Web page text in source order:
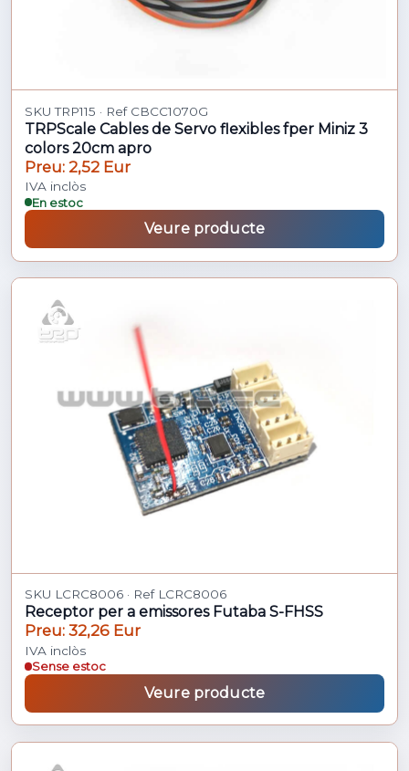
SKU TRP115 · Ref CBCC1070G
TRPScale Cables de Servo flexibles fper Miniz 3
colors 20cm apro
Preu: 2,52 Eur
IVA inclòs
En estoc
Veure producte
SKU LCRC8006 · Ref LCRC8006
Receptor per a emissores Futaba S-FHSS
Preu: 32,26 Eur
IVA inclòs
Sense estoc
Veure producte